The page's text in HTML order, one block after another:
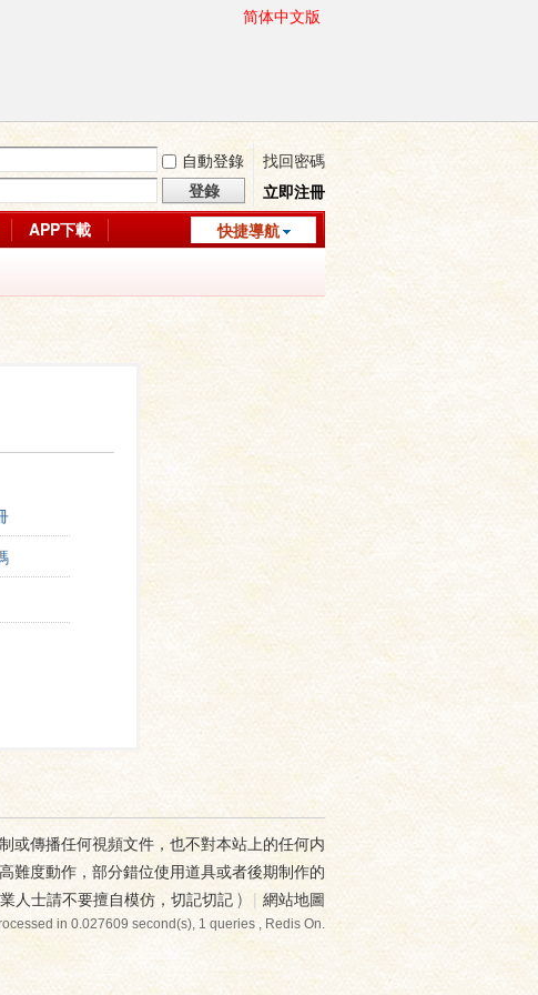
简体中文版
自動登錄
找回密碼
登錄
立即注冊
快捷導航
APP下載
或傳播任何視頻文件，也不對本站上的任何内
難度動作，部分錯位使用道具或者後期制作的
人士請不要擅自模仿，切記切記 ) | 網站地圖
in 0.027609 second(s), 1 queries , Redis On.